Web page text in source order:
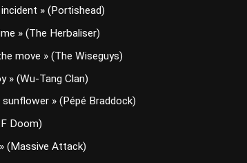
» (Portishead)
» (The Herbaliser)
move » (The Wiseguys)
» (Wu-Tang Clan)
» (Pépé Braddock)
Doom)
(Massive Attack)